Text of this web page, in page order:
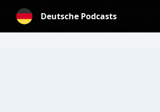
Deutsche Podcasts